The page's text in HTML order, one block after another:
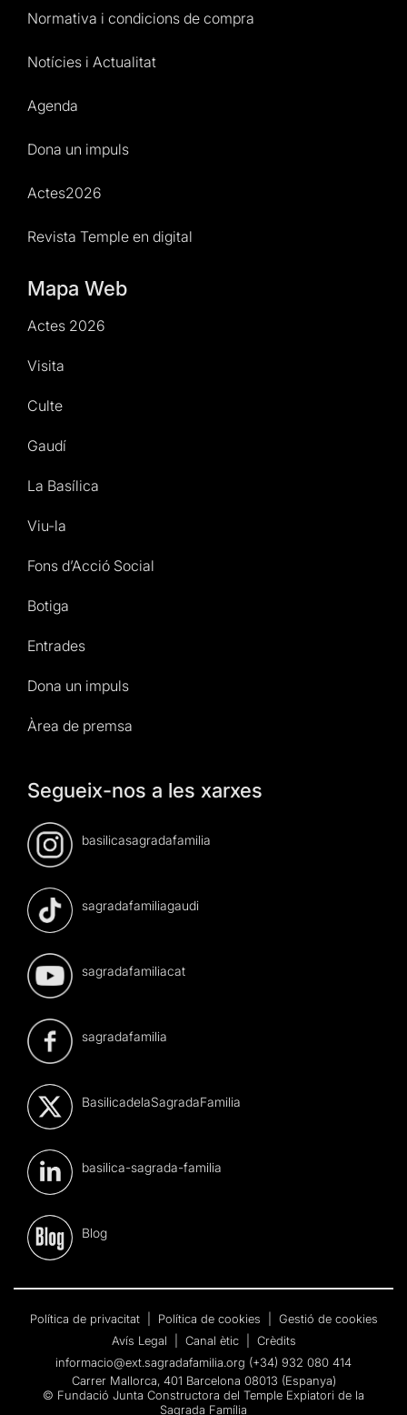
Normativa i condicions de compra
Notícies i Actualitat
Agenda
Dona un impuls
Actes2026
Revista Temple en digital
Mapa Web
Actes 2026
Visita
Culte
Gaudí
La Basílica
Viu-la
Fons d’Acció Social
Botiga
Entrades
Dona un impuls
Àrea de premsa
Segueix-nos a les xarxes
basilicasagradafamilia
sagradafamiliagaudi
sagradafamiliacat
sagradafamilia
BasilicadelaSagradaFamilia
basilica-sagrada-familia
Blog
Política de privacitat Política de cookies
Gestió de cookies
Avís Legal
Canal ètic
Crèdits
informacio@ext.sagradafamilia.org (+34) 932 080 414
Carrer Mallorca, 401 Barcelona 08013 (Espanya)
© Fundació Junta Constructora del Temple Expiatori de la
Sagrada Família